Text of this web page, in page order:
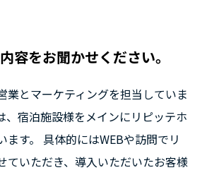
容をお聞かせください。
業とマーケティングを担当していま
、宿泊施設様をメインにリピッテホ
ます。 具体的にはWEBや訪問でリ
ていただき、導入いただいたお客様